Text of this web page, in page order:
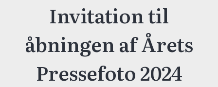
Invitation til
åbningen af Årets
Pressefoto 2024